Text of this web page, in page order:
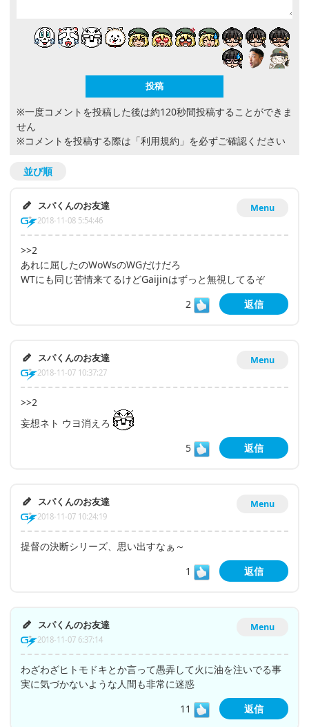
※一度コメントを投稿した後は約120秒間投稿することができま
せん
※コメントを投稿する際は 「利用規約」 を必ずご確認ください
並び順
Menu
スパくんのお友達
2018-11-08 5:54:46
>>2
あれに屈したのWoWsのWGだけだろ
WTにも同じ苦情来てるけどGaijinはずっと無視してるぞ
2
返信
Menu
スパくんのお友達
2018-11-07 10:37:27
>>2
妄想ネト ウヨ消えろ
5
返信
Menu
スパくんのお友達
2018-11-07 10:24:19
提督の決断シリーズ、思い出すなぁ～
1
返信
Menu
スパくんのお友達
2018-11-07 6:37:14
わざわざヒトモドキとか言って愚弄して火に油を注いでる事
実に気づかないような人間も非常に迷惑
11
返信